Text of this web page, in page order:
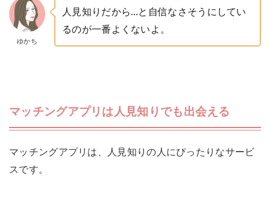
ゆかち
人見知りだから…と自信なさそうにしてい
るのが一番よくないよ。
マッチングアプリは人見知りでも出会える
マッチングアプリは、人見知りの人にぴったりなサービ
スです。